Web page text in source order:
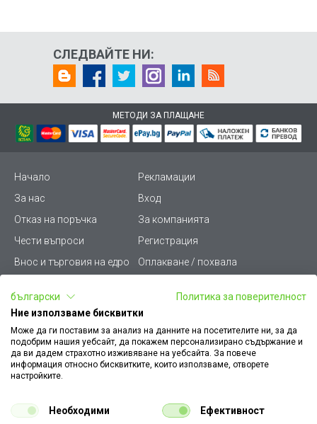
СЛЕДВАЙТЕ НИ:
МЕТОДИ ЗА ПЛАЩАНЕ
Начало
Рекламации
За нас
Вход
Отказ на поръчка
За компанията
Чести въпроси
Регистрация
Внос и търговия на едро
Оплакване / похвала
Условия за ползване
Стани дистрибутор
Карта на сайта
Кариери
Как да намеря документ
към поръчка
Платформа за AРС
Конфигуратор за ел.
български
Политика за поверителност
Ние използваме бисквитки
Може да ги поставим за анализ на данните на посетителите ни, за да
подобрим нашия уебсайт, да покажем персонализирано съдържание и
да ви дадем страхотно изживяване на уебсайта. За повече
информация относно бисквитките, които използваме, отворете
настройките.
Необходими Ефективност